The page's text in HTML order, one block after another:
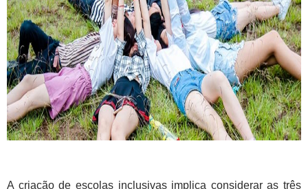
A criação de escolas inclusivas implica considerar as três